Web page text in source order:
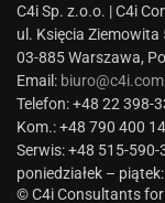
C4i Sp. z.o.o. | C4i
ul. Księcia Ziemowita
03-885 Warszawa,
Email:
Telefon: +48 22 398-
Kom.: +48 790 400
Serwis: +48 515-590-
poniedziałek –
© C4i Consultants